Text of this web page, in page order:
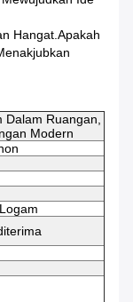
Hangat.Apakah
Dalam Ruangan,
Modern